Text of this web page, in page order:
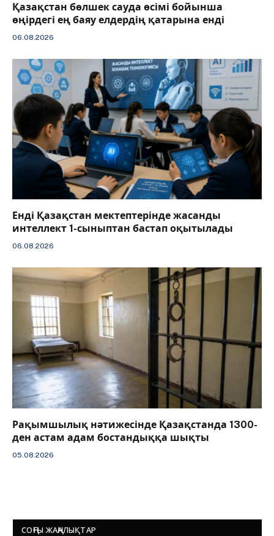
Қазақстан бөлшек сауда өсімі бойынша
өңірдегі ең баяу елдердің қатарына енді
06.08.2026
️Енді Қазақстан мектептерінде жасанды
интеллект 1-сыныптан бастап оқытылады
06.08.2026
Рақымшылық нәтижесінде Қазақстанда 1300-
ден астам адам бостандыққа шықты
05.08.2026
СОҢҒЫ ЖАҢАЛЫҚТАР